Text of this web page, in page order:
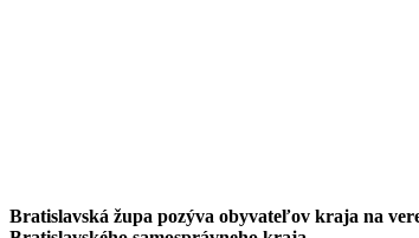
Bratislavská župa pozýva obyvateľov kraja na